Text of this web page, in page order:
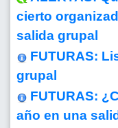
cierto
salida grupal
FUTURAS:
grupal
FUTURAS:
año en una